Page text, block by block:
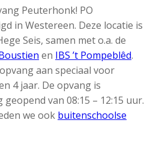
Peuterhonk! PO
in Westereen. Deze locatie is
Seis, samen met o.a. de
en IBS ’t Pompeblêd.
aan speciaal voor
4 jaar. De opvang is
van 08:15 – 12:15 uur.
we ook buitenschoolse